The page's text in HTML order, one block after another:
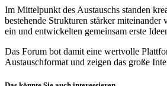
Im Mittelpunkt des Austauschs standen
bestehende Strukturen stärker
ein und entwickelten gemeinsam erste
Das Forum bot damit eine wertvolle
Austauschformat und zeigen das große